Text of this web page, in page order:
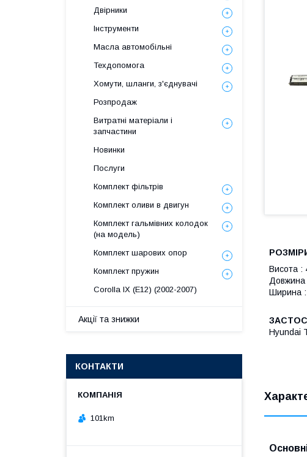
Висота :
Довжина
Ширина :
Hyundai
Двірники
Інструменти
Масла автомобільні
Техдопомога
Хомути, шланги, з'єднувачі
Розпродаж
Витратні матеріали і
запчастини
Новинки
Послуги
Комплект фільтрів
Комплект оливи в двигун
Комплект гальмівних колодок
(на модель)
Комплект шарових опор
Комплект пружин
Corolla IX (E12) (2002-2007)
Акції та знижки
КОНТАКТИ
101km